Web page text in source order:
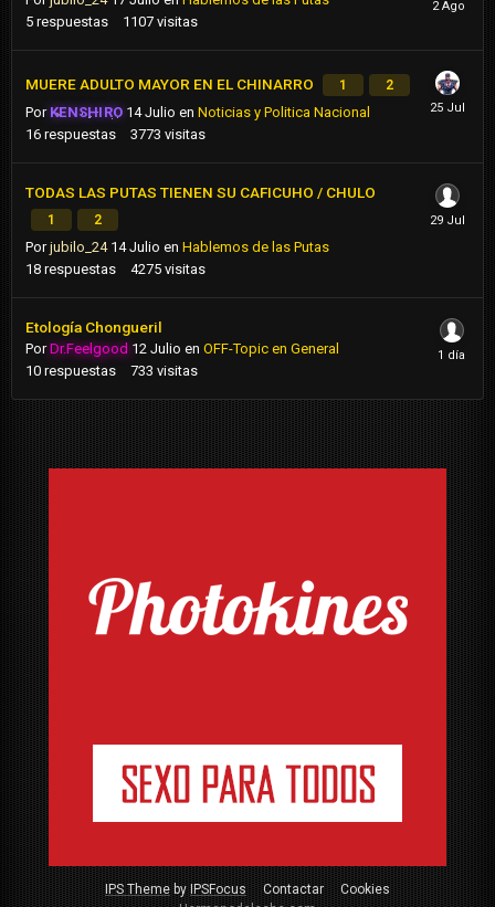
5 respuestas 1107 visitas
MUERE ADULTO MAYOR EN EL CHINARRO 1 2
Por KENSHIRO 14 Julio enNoticias y Politica Nacional
16 respuestas 3773 visitas
TODAS LAS PUTAS TIENEN SU CAFICUHO / CHULO
1 2
Porjubilo_24 14 Julio en Hablemos de las Putas
18 respuestas 4275 visitas
Etología Chongueril
PorDr.Feelgood 12 Julio en OFF-Topic en General
10 respuestas 733 visitas
IPS ThemebyIPSFocus Contactar
Cookies